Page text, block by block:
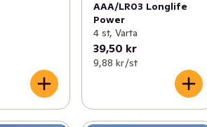
AAA/LR03 Longlife
Power
4 st, Varta
39,50 kr
9,88 kr /st